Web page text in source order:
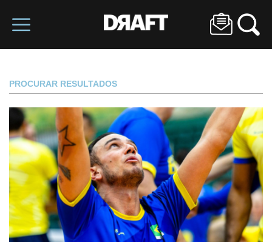
PROCURAR RESULTADOS